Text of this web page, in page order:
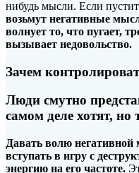
нибудь мысли. Если
возьмут негативные
волнует то, что пугает,
вызывает недовольство.
Зачем
Люди смутно
самом деле хотят, но
Давать волю негативной
вступать в игру с
энергию на его частоте.